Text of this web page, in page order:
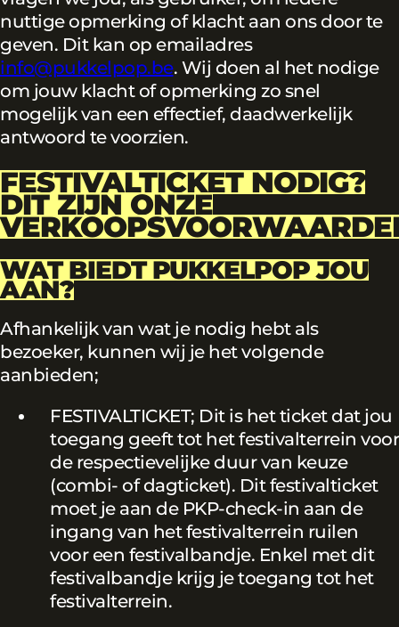
nuttige opmerking of klacht aan ons door te
geven. Dit kan op emailadres
info@pukkelpop.be. Wij doen al het nodige
om jouw klacht of opmerking zo snel
mogelijk van een effectief, daadwerkelijk
antwoord te voorzien.
FESTIVALTICKET NODIG?
DIT ZIJN ONZE
WAT BIEDT PUKKELPOP JOU
AAN?
Afhankelijk van wat je nodig hebt als
bezoeker, kunnen wij je het volgende
aanbieden;
FESTIVALTICKET; Dit is het ticket dat jou
toegang geeft tot het festivalterrein voor
de respectievelijke duur van keuze
(combi- of dagticket). Dit festivalticket
moet je aan de PKP-check-in aan de
ingang van het festivalterrein ruilen
voor een festivalbandje. Enkel met dit
festivalbandje krijg je toegang tot het
festivalterrein.